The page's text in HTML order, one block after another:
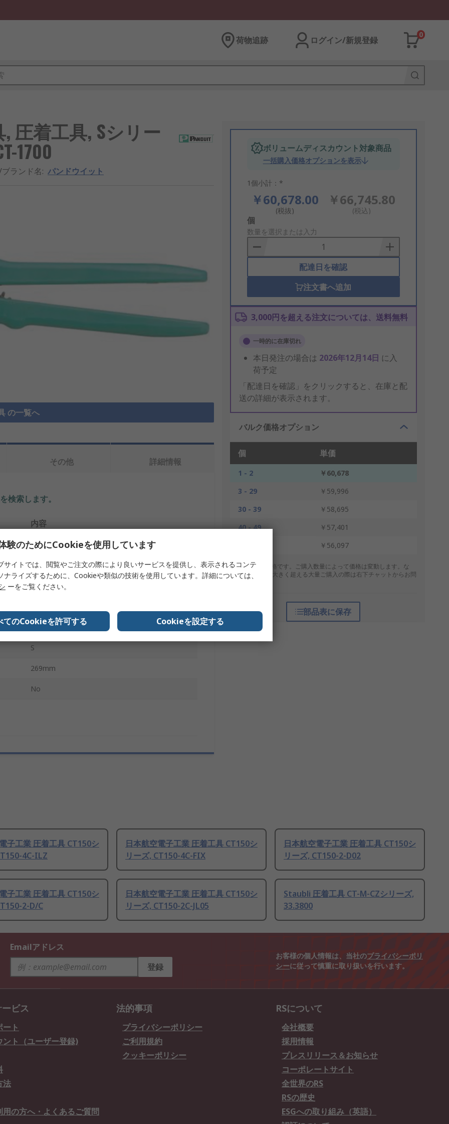
荷物追跡 ログイン/新規登録
0
圧着工具, Sシリー
1700
ランド名: パンドウイット
の一覧へ
ボリュームディスカウント対象商品
一括購入価格オプションを表示
1個小計：*
￥60,678.00
(税抜)
￥66,745.80
(税込)
Add
to
Basket
個
数量を選択または入力
配達日を確認
注文書へ追加
3,000円を超える注文については、送料無料
一時的に在庫切れ
本日発注の場合は 2026年12月14日 に入
荷予定
「配達日を確認」をクリックすると、在庫と配
送の詳細が表示されます。
バルク価格オプション
個 単価
1 - 2
￥60,678
3 - 29
￥59,996
30 - 39
￥58,695
40 - 49
￥57,401
￥56,097
* 表示は参考価格です。ご購入数量によって価格は変動します。な
お、上記数量を大きく超える大量ご購入の際は右下チャットからお問
部品表に保存
その他 詳細情報
検索します。
内容
パンドウイット
圧着工具
圧着工具
ノンスリップ, クッショングリップ
S
269mm
No
子工業 圧着工具 CT150シ
4C-ILZ
日本航空電子工業 圧着工具 CT150シ
リーズ, CT150-4C-FIX
日本航空電子工業 圧着工具 CT150シ
リーズ, CT150-2-D02
子工業 圧着工具 CT150シ
2-D/C
日本航空電子工業 圧着工具 CT150シ
リーズ, CT150-2C-JL05
Staubli 圧着工具 CT-M-CZシリーズ,
33.3800
Emailアドレス
登録
お客様の個人情報は、当社のプライバシーポリ
シーに従って慎重に取り扱いを行います。
ビス
ト
ント（ユーザー登録)
法
用の方へ・よくあるご質問
法的事項
プライバシーポリシー
ご利用規約
クッキーポリシー
RSについて
会社概要
採用情報
プレスリリース＆お知らせ
コーポレートサイト
全世界のRS
RSの歴史
ESGへの取り組み（英語）
験のためにCookieを使用しています
サイトでは、閲覧やご注文の際により良いサービスを提供し、表示されるコンテ
ナライズするために、Cookieや類似の技術を使用しています。詳細については、
ーをご覧ください。
てのCookieを許可する Cookieを設定する